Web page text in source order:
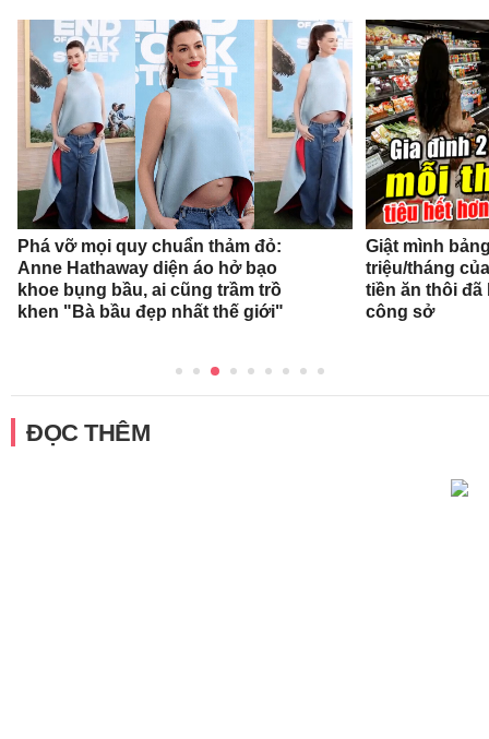
Phá vỡ mọi quy chuẩn thảm đỏ:
Anne Hathaway diện áo hở bạo
khoe bụng bầu, ai cũng trầm trồ
khen "Bà bầu đẹp nhất thế giới"
Giật mình
triệu/tháng
tiền ăn thôi
công sở
ĐỌC THÊM